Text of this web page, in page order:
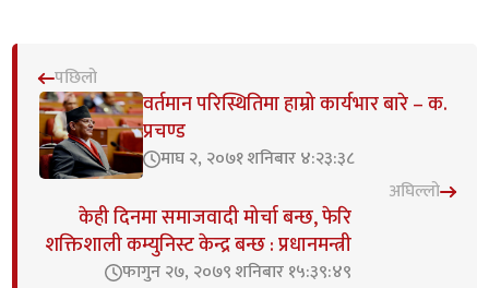
पछिलो
वर्तमान परिस्थितिमा हाम्रो कार्यभार बारे – क.
प्रचण्ड
माघ २, २०७१ शनिबार ४:२३:३८
अघिल्लो
केही दिनमा समाजवादी मोर्चा बन्छ, फेरि
शक्तिशाली कम्युनिस्ट केन्द्र बन्छ : प्रधानमन्त्री
फागुन २७, २०७९ शनिबार १५:३९:४९